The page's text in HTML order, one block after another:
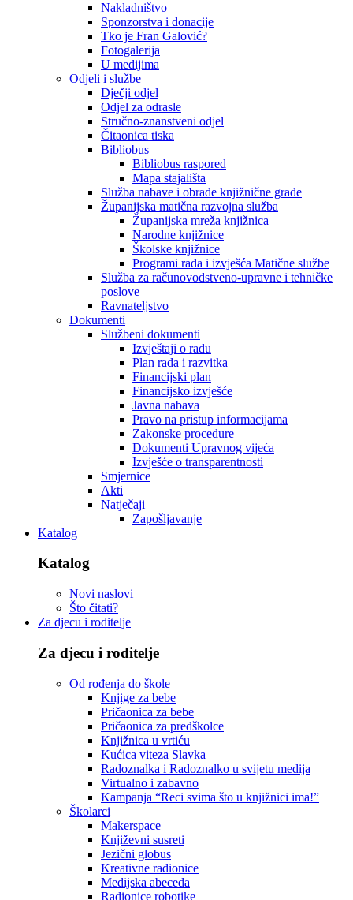
Nakladništvo
Sponzorstva i donacije
Tko je Fran Galović?
Fotogalerija
U medijima
Odjeli i službe
Dječji odjel
Odjel za odrasle
Stručno-znanstveni odjel
Čitaonica tiska
Bibliobus
Bibliobus raspored
Mapa stajališta
Služba nabave i obrade knjižnične građe
Županijska matična razvojna služba
Županijska mreža knjižnica
Narodne knjižnice
Školske knjižnice
Programi rada i izvješća Matične službe
Služba za računovodstveno-upravne i tehničke
poslove
Ravnateljstvo
Dokumenti
Službeni dokumenti
Izvještaji o radu
Plan rada i razvitka
Financijski plan
Financijsko izvješće
Javna nabava
Pravo na pristup informacijama
Zakonske procedure
Dokumenti Upravnog vijeća
Izvješće o transparentnosti
Smjernice
Akti
Natječaji
Zapošljavanje
Katalog
Katalog
Novi naslovi
Što čitati?
Za djecu i roditelje
Za djecu i roditelje
Od rođenja do škole
Knjige za bebe
Pričaonica za bebe
Pričaonica za predškolce
Knjižnica u vrtiću
Kućica viteza Slavka
Radoznalka i Radoznalko u svijetu medija
Virtualno i zabavno
Kampanja “Reci svima što u knjižnici ima!”
Školarci
Makerspace
Književni susreti
Jezični globus
Kreativne radionice
Medijska abeceda
Radionice robotike